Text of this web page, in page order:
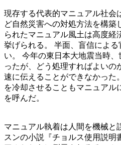
現存する代表的マニュアル社会
ど自然災害への対処方法を構築
られたマニュアル風土は高度経
挙げられる。 半面、盲信によ
い。 今年の東日本大地震当時
ったが、どう処理すればよいの
速に伝えることができなかった
を冷却させることもマニュアル
を呼んだ。
マニュアル執着は人間を機械と
スンの小説『チョルス使用説明